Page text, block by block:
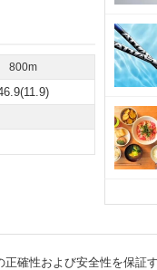
800m
確性および安全性を保証